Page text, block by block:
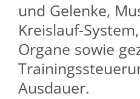
und Gelenke,
Kreislauf-
Organe sowie
Ausdauer.